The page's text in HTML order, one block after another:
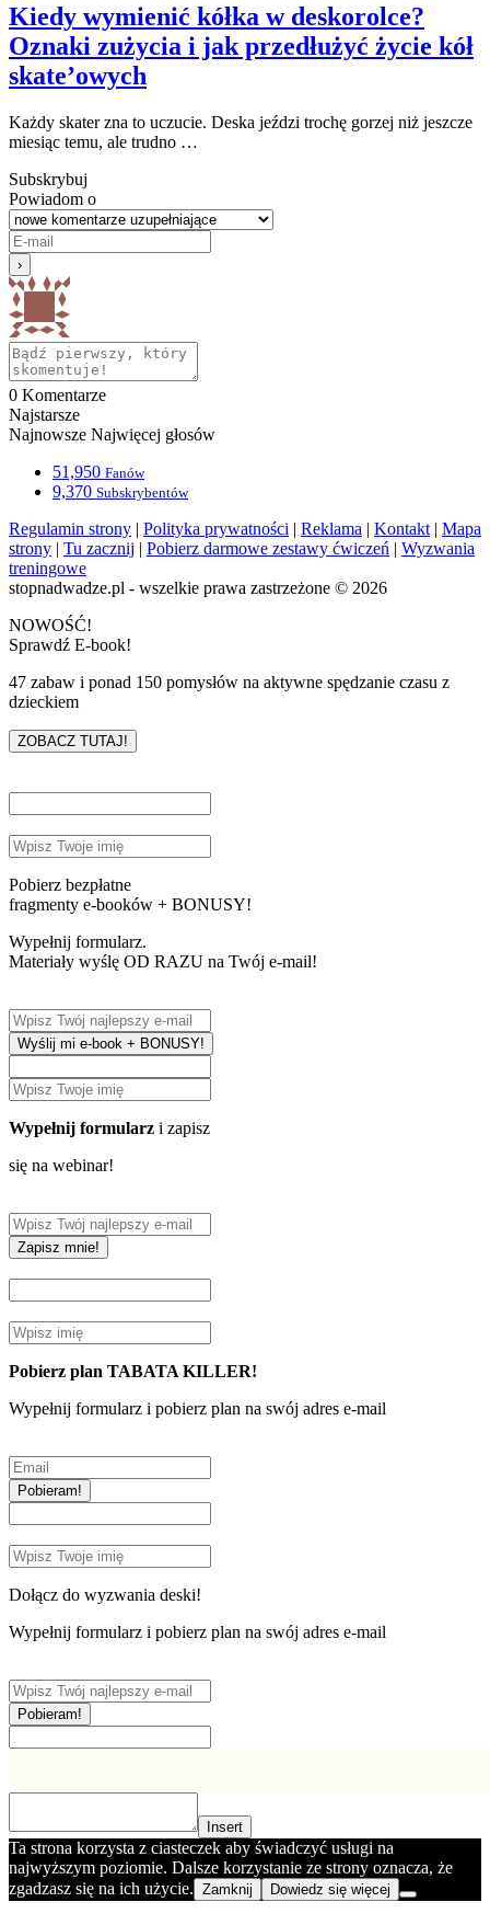
Kiedy wymienić kółka w deskorolce?
Oznaki zużycia i jak przedłużyć życie kół
skate’owych
Każdy skater zna to uczucie. Deska jeździ trochę gorzej niż jeszcze
miesiąc temu, ale trudno …
Subskrybuj
Powiadom o
0 Komentarze
Najstarsze
Najnowsze Najwięcej głosów
51,950 Fanów
9,370 Subskrybentów
Regulamin strony | Polityka prywatności | Reklama | Kontakt | Mapa
strony | Tu zacznij | Pobierz darmowe zestawy ćwiczeń | Wyzwania
treningowe
stopnadwadze.pl - wszelkie prawa zastrzeżone © 2026
NOWOŚĆ!
Sprawdź E-book!
47 zabaw i ponad 150 pomysłów na aktywne spędzanie czasu z
dzieckiem
ZOBACZ TUTAJ!
Pobierz bezpłatne
fragmenty e-booków + BONUSY!
Wypełnij formularz.
Materiały wyślę OD RAZU na Twój e-mail!
Wyślij mi e-book + BONUSY!
Wypełnij formularz i zapisz
się na webinar!
Zapisz mnie!
Pobierz plan TABATA KILLER!
Wypełnij formularz i pobierz plan na swój adres e-mail
Pobieram!
Dołącz do wyzwania deski!
Wypełnij formularz i pobierz plan na swój adres e-mail
Pobieram!
Insert
Ta strona korzysta z ciasteczek aby świadczyć usługi na
najwyższym poziomie. Dalsze korzystanie ze strony oznacza, że
zgadzasz się na ich użycie. Zamknij Dowiedz się więcej